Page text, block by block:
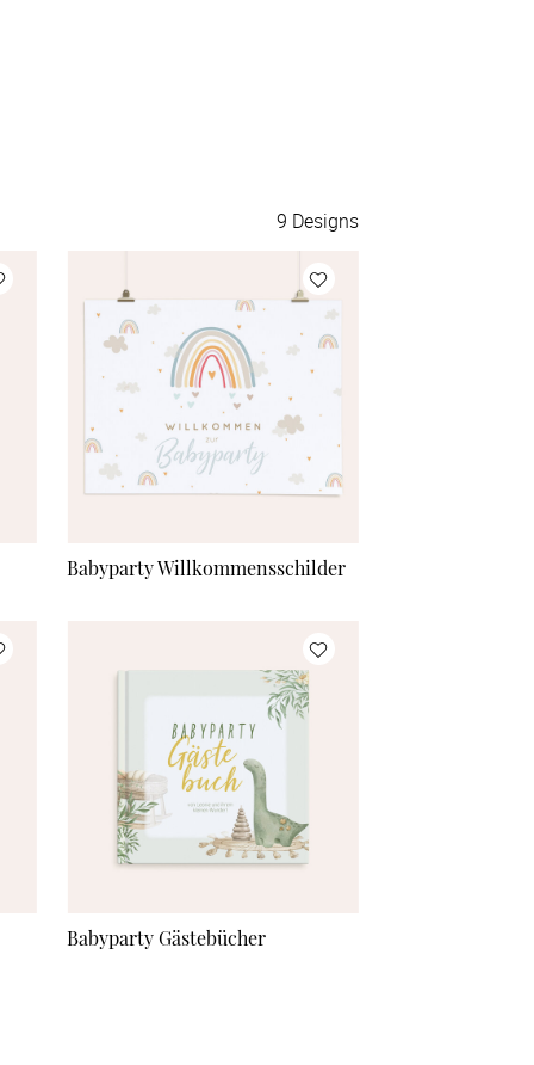
9 Designs
Babyparty Willkommensschilder
Babyparty Gästebücher